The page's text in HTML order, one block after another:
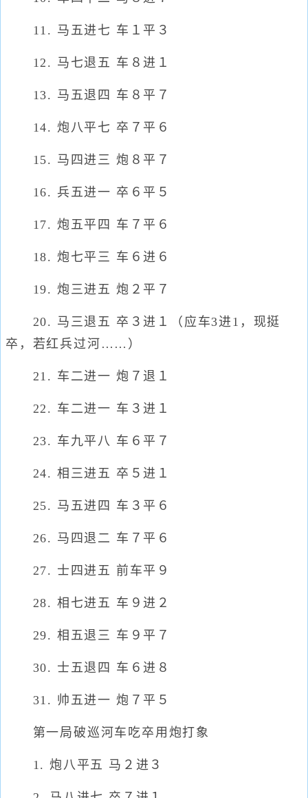
11. 马五进七 车１平３
12. 马七退五 车８进１
13. 马五退四 车８平７
14. 炮八平七 卒７平６
15. 马四进三 炮８平７
16. 兵五进一 卒６平５
17. 炮五平四 车７平６
18. 炮七平三 车６进６
19. 炮三进五 炮２平７
20. 马三退五 卒３进１（应车3进1，现挺
卒，若红兵过河……）
21. 车二进一 炮７退１
22. 车二进一 车３进１
23. 车九平八 车６平７
24. 相三进五 卒５进１
25. 马五进四 车３平６
26. 马四退二 车７平６
27. 士四进五 前车平９
28. 相七进五 车９进２
29. 相五退三 车９平７
30. 士五退四 车６进８
31. 帅五进一 炮７平５
第一局破巡河车吃卒用炮打象
1. 炮八平五 马２进３